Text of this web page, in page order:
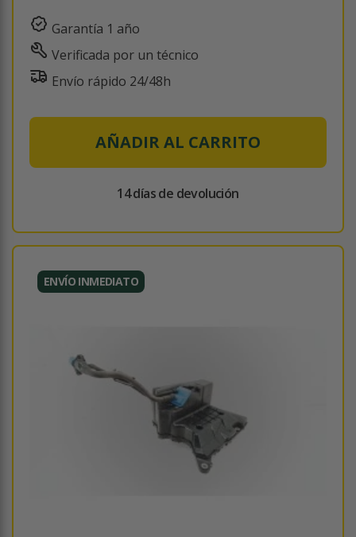
Garantía 1 año
Verificada por un técnico
Envío rápido 24/48h
AÑADIR AL CARRITO
14 días de devolución
ENVÍO INMEDIATO